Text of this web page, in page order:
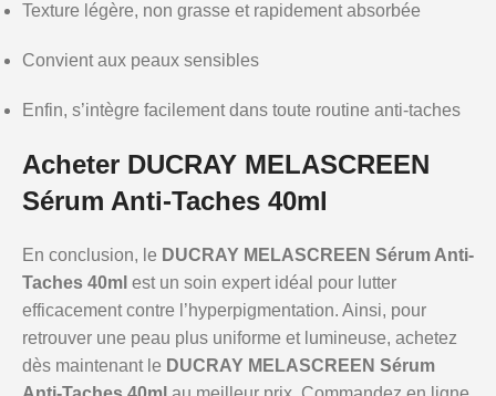
Texture légère, non grasse et rapidement absorbée
Convient aux peaux sensibles
Enfin, s’intègre facilement dans toute routine anti-taches
Acheter DUCRAY MELASCREEN
Sérum Anti-Taches 40ml
En conclusion, le DUCRAY MELASCREEN Sérum Anti-
Taches 40ml est un soin expert idéal pour lutter
efficacement contre l’hyperpigmentation. Ainsi, pour
retrouver une peau plus uniforme et lumineuse, achetez
dès maintenant le DUCRAY MELASCREEN Sérum